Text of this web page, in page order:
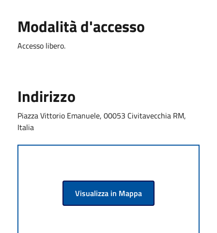
Modalità d'accesso
Accesso libero.
Indirizzo
Piazza Vittorio Emanuele, 00053 Civitavecchia RM,
Italia
Visualizza in Mappa